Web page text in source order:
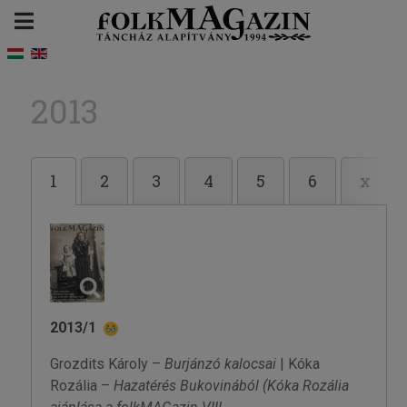
2013
1 2 3 4 5 6 x
2013/1
Grozdits Károly – Burjánzó kalocsai| Kóka
Rozália – Hazatérés Bukovinából (Kóka Rozália